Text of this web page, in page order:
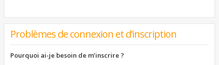
Problèmes de connexion et d’inscription
Pourquoi ai-je besoin de m’inscrire ?